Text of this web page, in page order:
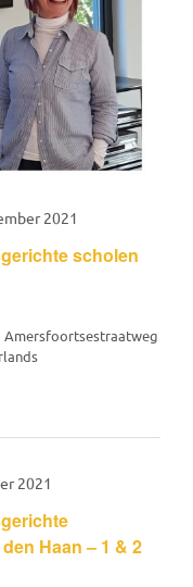
scholen
2021
Amersfoortsestraatweg
Haan – 1 & 2
2021